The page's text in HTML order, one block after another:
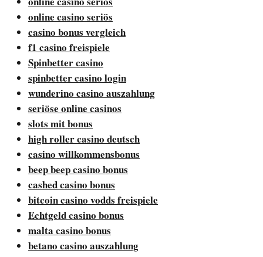
online casino seriös
casino bonus vergleich
f1 casino freispiele
Spinbetter casino
spinbetter casino login
wunderino casino auszahlung
seriöse online casinos
slots mit bonus
high roller casino deutsch
casino willkommensbonus
beep beep casino bonus
cashed casino bonus
bitcoin casino vodds freispiele
Echtgeld casino bonus
malta casino bonus
betano casino auszahlung